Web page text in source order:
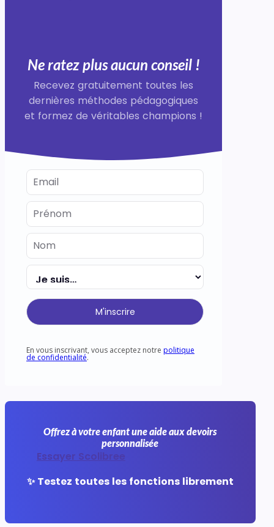
Ne ratez plus aucun conseil !
Recevez gratuitement toutes les
dernières méthodes pédagogiques
et formez de véritables champions !
M'inscrire
En vous inscrivant, vous acceptez notre politique
de confidentialité.
Offrez à votre enfant une aide aux devoirs
personnalisée
Essayer Scolibree
✨ Testez toutes les fonctions librement